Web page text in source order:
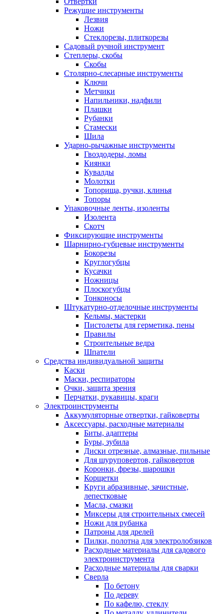
Режущие инструменты
Лезвия
Ножи
Стеклорезы, плиткорезы
Садовый ручной инструмент
Степлеры, скобы
Скобы
Столярно-слесарные инструменты
Ключи
Метчики
Напильники, надфили
Плашки
Рубанки
Стамески
Шила
Ударно-рычажные инструменты
Гвоздодеры, ломы
Киянки
Кувалды
Молотки
Топорища, ручки, клинья
Топоры
Упаковочные ленты, изоленты
Изолента
Скотч
Фиксирующие инструменты
Шарнирно-губцевые инструменты
Бокорезы
Круглогубцы
Кусачки
Ножницы
Плоскогубцы
Тонконосы
Штукатурно-отделочные инструменты
Кельмы, мастерки
Пистолеты для герметика, пены
Правилы
Строительные ведра
Шпатели
Средства индивидуальной защиты
Каски
Маски, респираторы
Очки, защита зрения
Перчатки, рукавицы, краги
Электроинструменты
Аккумуляторные отвертки, гайковерты
Аксессуары, расходные материалы
Биты, адаптеры
Буры, зубила
Диски отрезные, алмазные, пильные
Для шуруповертов, гайковертов
Коронки, фрезы, шарошки
Корщетки
Круги абразивные, зачистные,
лепестковые
Масла, смазки
Миксеры для строительных смесей
Ножи для рубанка
Патроны для дрелей
Пилки, полотна для электролобзиков
Расходные материалы для садового
электроинструмента
Расходные материалы для сварки
Сверла
По бетону
По дереву
По кафелю, стеклу